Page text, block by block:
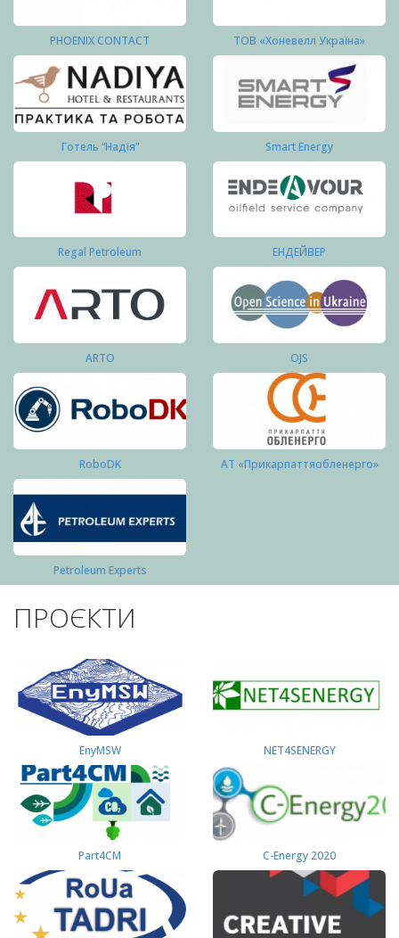
PHOENIX CONTACT ТОВ «Хоневелл Україна»
Готель “Надія” Smart Energy
Regal Petroleum ЕНДЕЙВЕР
ARTO OJS
RoboDK АТ «Прикарпаттяобленерго»
Petroleum Experts
ПРОЄКТИ
EnyMSW NET4SENERGY
Part4СМ C-Energy 2020